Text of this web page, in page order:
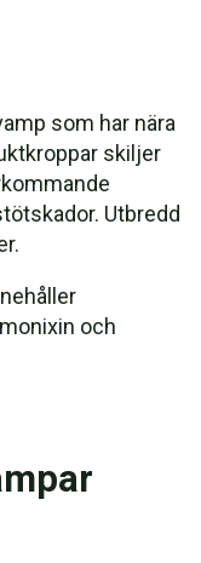
som har nära
skiljer
Utbredd
och